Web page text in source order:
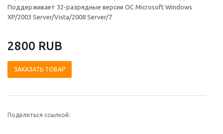
Поддерживает 32-разрядные версии ОС Microsoft Windows
XP/2003 Server/Vista/2008 Server/7
2800 RUB
ЗАКАЗАТЬ ТОВАР
Поделиться ссылкой: